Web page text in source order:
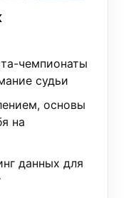
чемпионаты
судьи
основы
на
данных для